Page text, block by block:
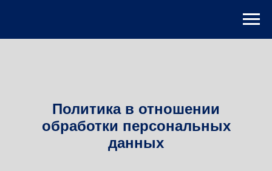
Политика в отношении
обработки персональных
данных